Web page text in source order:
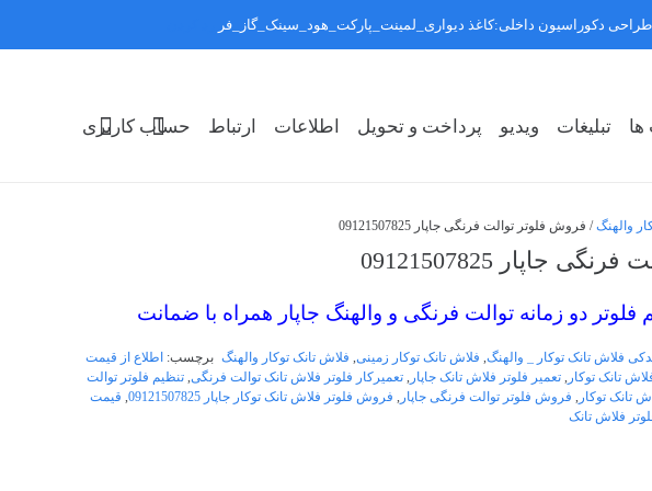
تبلیغات ویدیو پرداخت و تحویل اطلاعات ارتباط حساب کاربری
والهنگ/ فروش فلوتر توالت فرنگی جاپار 09121507825
جاپار 09121507825
دو زمانه توالت فرنگی و والهنگ جاپار همراه با ضمانت
فلاش تانک توکار _ والهنگ, فلاش تانک توکار زمینی, فلاش تانک توکار والهنگ برچسب:
اطلاع از قیمت
تانک توکار , تعمیر فلوتر فلاش تانک جاپار , تعمیرکار فلوتر فلاش تانک توالت فرنگی, تنظیم فلوتر توالت
تانک توکار , فروش فلوتر توالت فرنگی جاپار , فروش فلوتر فلاش تانک توکار جاپار 09121507825 , قیمت
فلاش تانک
دکوراسیون داخلی:کاغذ دیواری_لمینت_پارکت_هود_سینک_گاز_فر